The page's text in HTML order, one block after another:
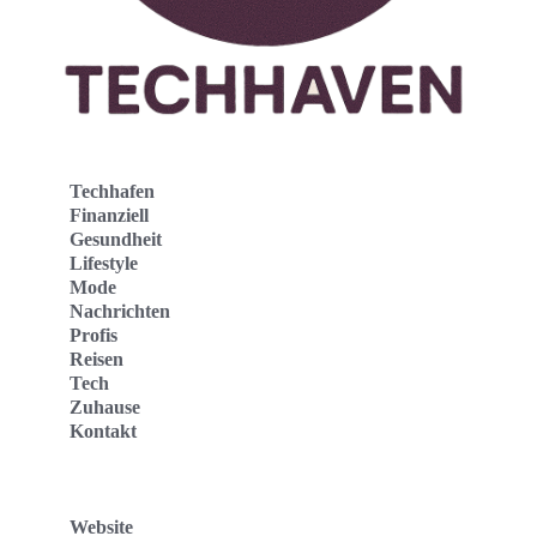
Techhafen
Finanziell
Gesundheit
Lifestyle
Mode
Nachrichten
Profis
Reisen
Tech
Zuhause
Kontakt
Website